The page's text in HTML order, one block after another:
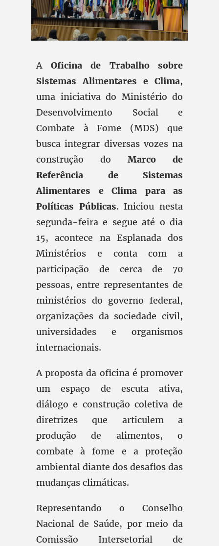
A Oficina de Trabalho sobre
Sistemas Alimentares e Clima,
uma iniciativa do Ministério do
Desenvolvimento Social e
Combate à Fome (MDS) que
busca integrar diversas vozes na
construção do Marco de
Referência de Sistemas
Alimentares e Clima para as
Políticas Públicas. Iniciou nesta
segunda-feira e segue até o dia
15, acontece na Esplanada dos
Ministérios e conta com a
participação de cerca de 70
pessoas, entre representantes de
ministérios do governo federal,
organizações da sociedade civil,
universidades e organismos
internacionais.
A proposta da oficina é promover
um espaço de escuta ativa,
diálogo e construção coletiva de
diretrizes que articulem a
produção de alimentos, o
combate à fome e a proteção
ambiental diante dos desafios das
mudanças climáticas.
Representando o Conselho
Nacional de Saúde, por meio da
Comissão Intersetorial de